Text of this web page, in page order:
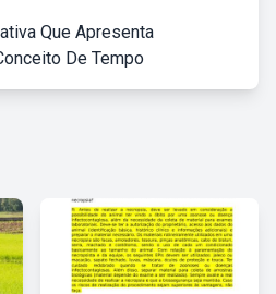
Que Apresenta
De Tempo